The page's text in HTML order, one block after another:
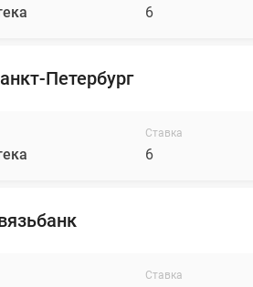
6
Петербург
Ставка
6
Ставка